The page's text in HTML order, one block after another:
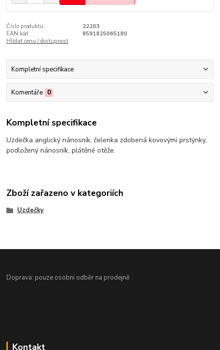
Číslo produktu:
22203
EAN kód:
8591825065180
Hlídat cenu / dostupnost
Kompletní specifikace
Komentáře 0
Kompletní specifikace
Uzdečka anglický nánosník, čelenka zdobená kovovými prstýnky,
podložený nánosník, plátěné otěže.
Zboží zařazeno v kategoriích
Uzdečky
Doprava: pouze osobní odběr na prodejně
Kontakt